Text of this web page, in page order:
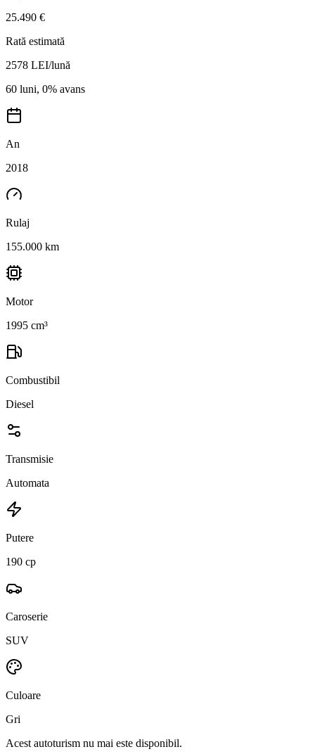
25.490 €
Rată estimată
2578 LEI/lună
60 luni, 0% avans
An
2018
Rulaj
155.000 km
Motor
1995 cm³
Combustibil
Diesel
Transmisie
Automata
Putere
190 cp
Caroserie
SUV
Culoare
Gri
Acest autoturism nu mai este disponibil.